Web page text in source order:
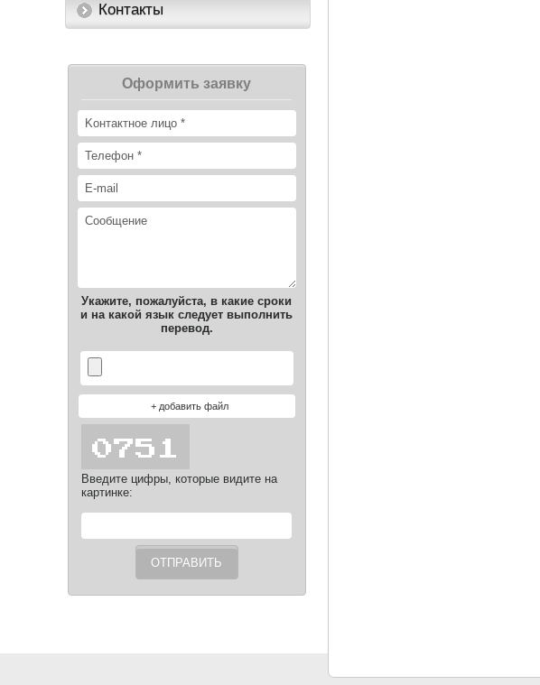
Контакты
Оформить заявку
Укажите, пожалуйста, в какие сроки
и на какой язык следует выполнить
перевод.
Введите цифры, которые видите на
картинке: